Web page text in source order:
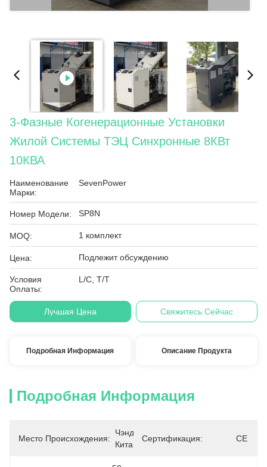
3-Фазные Когенерационные Установки
Жилой Системы ТЭЦ Синхронные 8КВт
10КВА
Наименование
Марки:
SevenPower
Номер Модели: SP8N
MOQ: 1 комплект
Цена: Подлежит обсуждению
Условия
Оплаты:
L/C, T/T
Лучшая Цена Свяжитесь Сейчас
Подробная Информация Описание Продукта
Подробная Информация
Место Происхождения:
Чэнду,
Китай
Сертификация: CE